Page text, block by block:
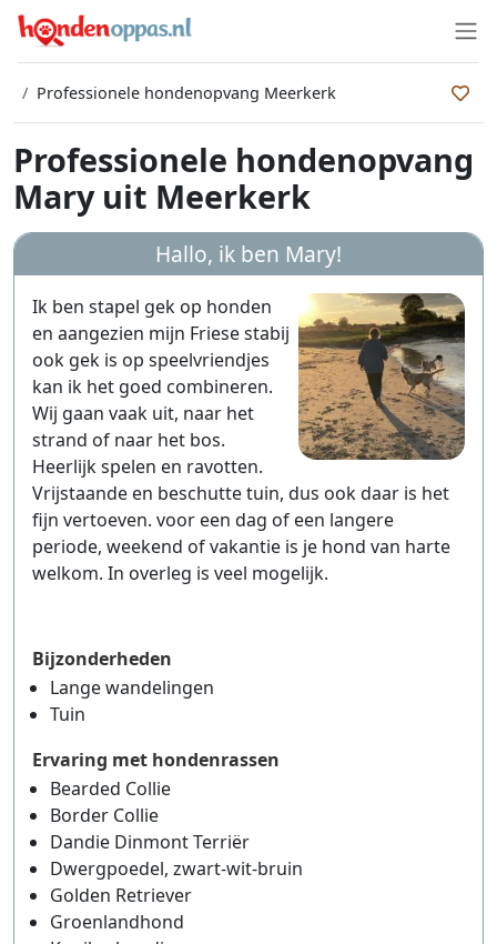
Professionele hondenopvang Meerkerk
Professionele hondenopvang
Mary uit Meerkerk
Hallo, ik ben Mary!
Ik ben stapel gek op honden
en aangezien mijn Friese stabij
ook gek is op speelvriendjes
kan ik het goed combineren.
Wij gaan vaak uit, naar het
strand of naar het bos.
Heerlijk spelen en ravotten.
Vrijstaande en beschutte tuin, dus ook daar is het
fijn vertoeven. voor een dag of een langere
periode, weekend of vakantie is je hond van harte
welkom. In overleg is veel mogelijk.
Bijzonderheden
Lange wandelingen
Tuin
Ervaring met hondenrassen
Bearded Collie
Border Collie
Dandie Dinmont Terriër
Dwergpoedel, zwart-wit-bruin
Golden Retriever
Groenlandhond